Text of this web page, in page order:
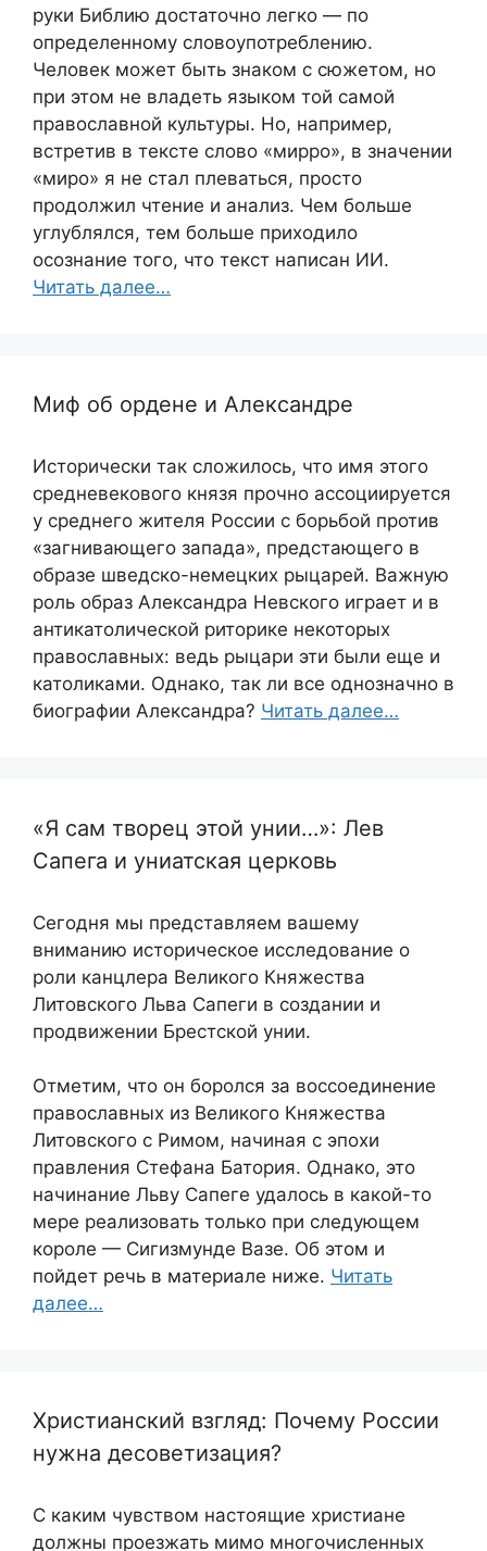
руки Библию достаточно легко — по
определенному словоупотреблению.
Человек может быть знаком с сюжетом, но
при этом не владеть языком той самой
православной культуры. Но, например,
встретив в тексте слово «мирро», в значении
«миро» я не стал плеваться, просто
продолжил чтение и анализ. Чем больше
углублялся, тем больше приходило
осознание того, что текст написан ИИ.
Читать далее…
Миф об ордене и Александре
Исторически так сложилось, что имя этого
средневекового князя прочно ассоциируется
у среднего жителя России с борьбой против
«загнивающего запада», предстающего в
образе шведско-немецких рыцарей. Важную
роль образ Александра Невского играет и в
антикатолической риторике некоторых
православных: ведь рыцари эти были еще и
католиками. Однако, так ли все однозначно в
биографии Александра? Читать далее…
«Я сам творец этой унии…»: Лев
Сапега и униатская церковь
Сегодня мы представляем вашему
вниманию историческое исследование о
роли канцлера Великого Княжества
Литовского Льва Сапеги в создании и
продвижении Брестской унии.
Отметим, что он боролся за воссоединение
православных из Великого Княжества
Литовского с Римом, начиная с эпохи
правления Стефана Батория. Однако, это
начинание Льву Сапеге удалось в какой-то
мере реализовать только при следующем
короле — Сигизмунде Вазе. Об этом и
пойдет речь в материале ниже. Читать
далее…
Христианский взгляд: Почему России
нужна десоветизация?
С каким чувством настоящие христиане
должны проезжать мимо многочисленных